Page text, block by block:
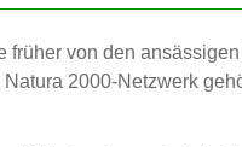
von den
2000-Netzwerk